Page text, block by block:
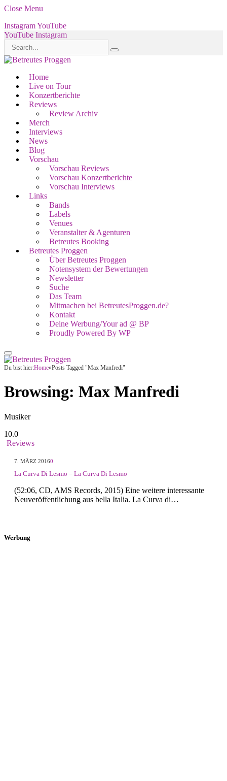
Close Menu
InstagramYouTube
YouTube Instagram
Home
Live on Tour
Konzertberichte
Reviews
Review Archiv
Merch
Interviews
News
Blog
Vorschau
Vorschau Reviews
Vorschau Konzertberichte
Vorschau Interviews
Links
Bands
Labels
Venues
Veranstalter & Agenturen
Betreutes Booking
Betreutes Proggen
Über Betreutes Proggen
Notensystem der Bewertungen
Newsletter
Suche
Das Team
Mitmachen bei BetreutesProggen.de?
Kontakt
Deine Werbung/Your ad @ BP
Proudly Powered By WP
Du bist hier:Home»Posts Tagged "Max Manfredi"
Browsing: Max Manfredi
Musiker
10.0
Reviews
7. MÄRZ 20160
La Curva Di Lesmo – La Curva Di Lesmo
(52:06, CD, AMS Records, 2015) Eine weitere interessante
Neuveröffentlichung aus bella Italia. La Curva di…
Werbung